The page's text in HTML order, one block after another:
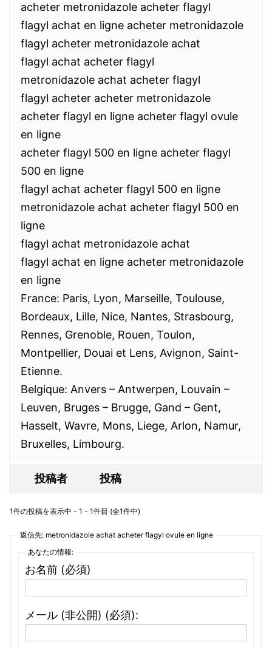
acheter metronidazole acheter flagyl
flagyl achat en ligne acheter metronidazole
flagyl acheter metronidazole achat
flagyl achat acheter flagyl
metronidazole achat acheter flagyl
flagyl acheter acheter metronidazole
acheter flagyl en ligne acheter flagyl ovule
en ligne
acheter flagyl 500 en ligne acheter flagyl
500 en ligne
flagyl achat acheter flagyl 500 en ligne
metronidazole achat acheter flagyl 500 en
ligne
flagyl achat metronidazole achat
flagyl achat en ligne acheter metronidazole
en ligne
France: Paris, Lyon, Marseille, Toulouse,
Bordeaux, Lille, Nice, Nantes, Strasbourg,
Rennes, Grenoble, Rouen, Toulon,
Montpellier, Douai et Lens, Avignon, Saint-
Etienne.
Belgique: Anvers – Antwerpen, Louvain –
Leuven, Bruges – Brugge, Gand – Gent,
Hasselt, Wavre, Mons, Liege, Arlon, Namur,
Bruxelles, Limbourg.
投稿者 投稿
1件の投稿を表示中 - 1 - 1件目 (全1件中)
返信先: metronidazole achat acheter flagyl ovule en ligne
あなたの情報:
お名前 (必須)
メール (非公開) (必須):